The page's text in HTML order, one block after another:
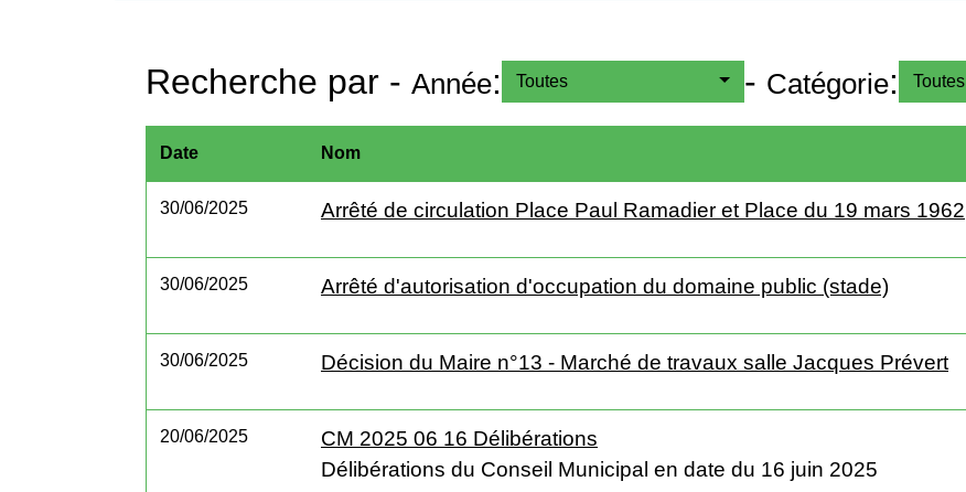
Recherche par - Année: Toutes - Catégorie: Toutes
Date Nom
30/06/2025 Arrêté de circulation Place Paul Ramadier et Place du 19 mars 1962
30/06/2025 Arrêté d'autorisation d'occupation du domaine public (stade)
30/06/2025 Décision du Maire n°13 - Marché de travaux salle Jacques Prévert
20/06/2025
CM 2025 06 16 Délibérations
Délibérations du Conseil Municipal en date du 16 juin 2025